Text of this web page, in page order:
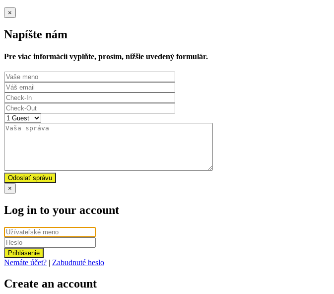
×
Napíšte nám
Pre viac informácií vyplňte, prosím, nižšie uvedený formulár.
Odoslať správu
×
Log in to your account
Prihlásenie
Nemáte účet? | Zabudnuté heslo
Create an account